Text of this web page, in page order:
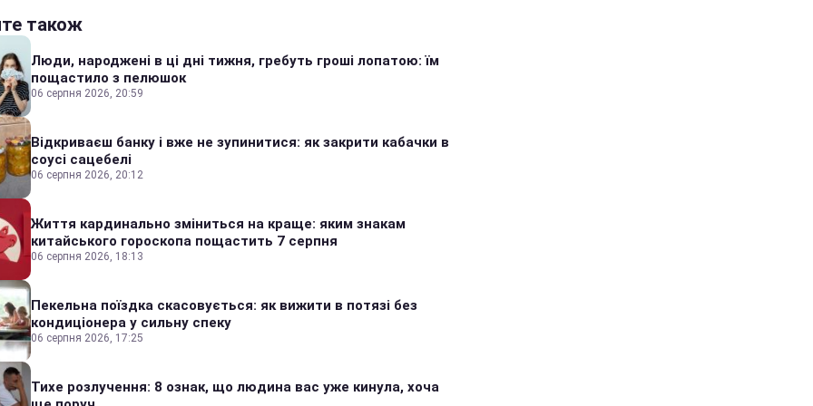
також
Люди, народжені в ці дні тижня, гребуть гроші лопатою: їм
пощастило з пелюшок
06 серпня 2026, 20:59
Відкриваєш банку і вже не зупинитися: як закрити кабачки в
соусі сацебелі
06 серпня 2026, 20:12
Життя кардинально зміниться на краще: яким знакам
китайського гороскопа пощастить 7 серпня
06 серпня 2026, 18:13
Пекельна поїздка скасовується: як вижити в потязі без
кондиціонера у сильну спеку
06 серпня 2026, 17:25
Тихе розлучення: 8 ознак, що людина вас уже кинула, хоча